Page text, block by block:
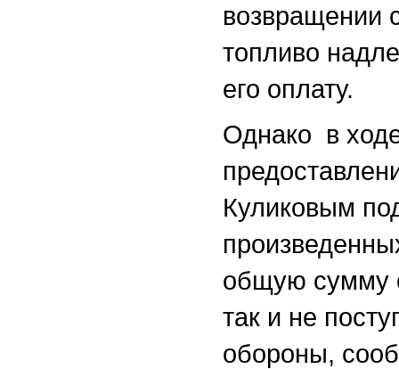
возвращении
топливо
его оплату.
Однако в
Куликовым
общую сумму
так и не
обороны,